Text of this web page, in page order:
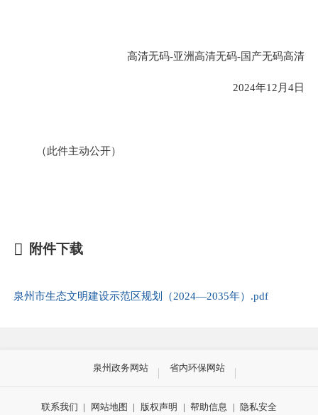
高清无码-亚洲高清无码-国产无码高清
2024年12月4日
（此件主动公开）
附件下载
泉州市生态文明建设示范区规划（2024—2035年）.pdf
泉州政务网站 省内环保网站
联系我们 | 网站地图 | 版权声明 | 帮助信息 | 隐私安全